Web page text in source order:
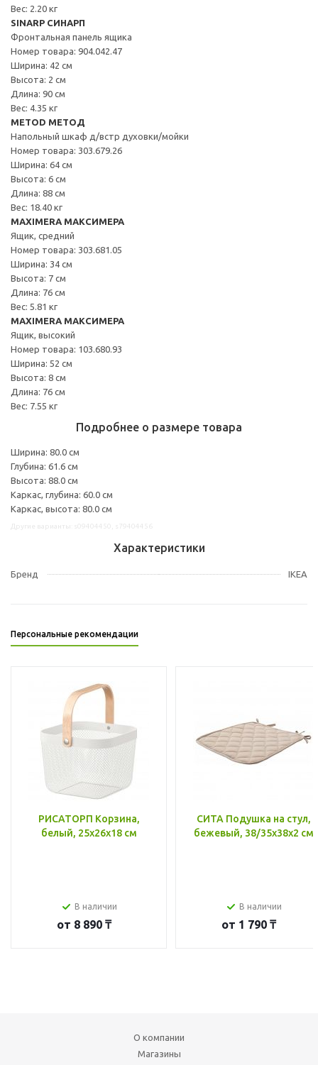
Вес: 2.20 кг
SINARP СИНАРП
Фронтальная панель ящика
Номер товара: 904.042.47
Ширина: 42 см
Высота: 2 см
Длина: 90 см
Вес: 4.35 кг
METOD МЕТОД
Напольный шкаф д/встр духовки/мойки
Номер товара: 303.679.26
Ширина: 64 см
Высота: 6 см
Длина: 88 см
Вес: 18.40 кг
MAXIMERA МАКСИМЕРА
Ящик, средний
Номер товара: 303.681.05
Ширина: 34 см
Высота: 7 см
Длина: 76 см
Вес: 5.81 кг
MAXIMERA МАКСИМЕРА
Ящик, высокий
Номер товара: 103.680.93
Ширина: 52 см
Высота: 8 см
Длина: 76 см
Вес: 7.55 кг
Подробнее о размере товара
Ширина: 80.0 см
Глубина: 61.6 см
Высота: 88.0 см
Каркас, глубина: 60.0 см
Каркас, высота: 80.0 см
Характеристики
Бренд IKEA
Персональные рекомендации
РИСАТОРП Корзина,
белый, 25x26x18 см
В наличии
от 8 890 ₸
СИТА Подушка на стул,
бежевый, 38/35x38x2 см
В наличии
от 1 790 ₸
О компании
Магазины